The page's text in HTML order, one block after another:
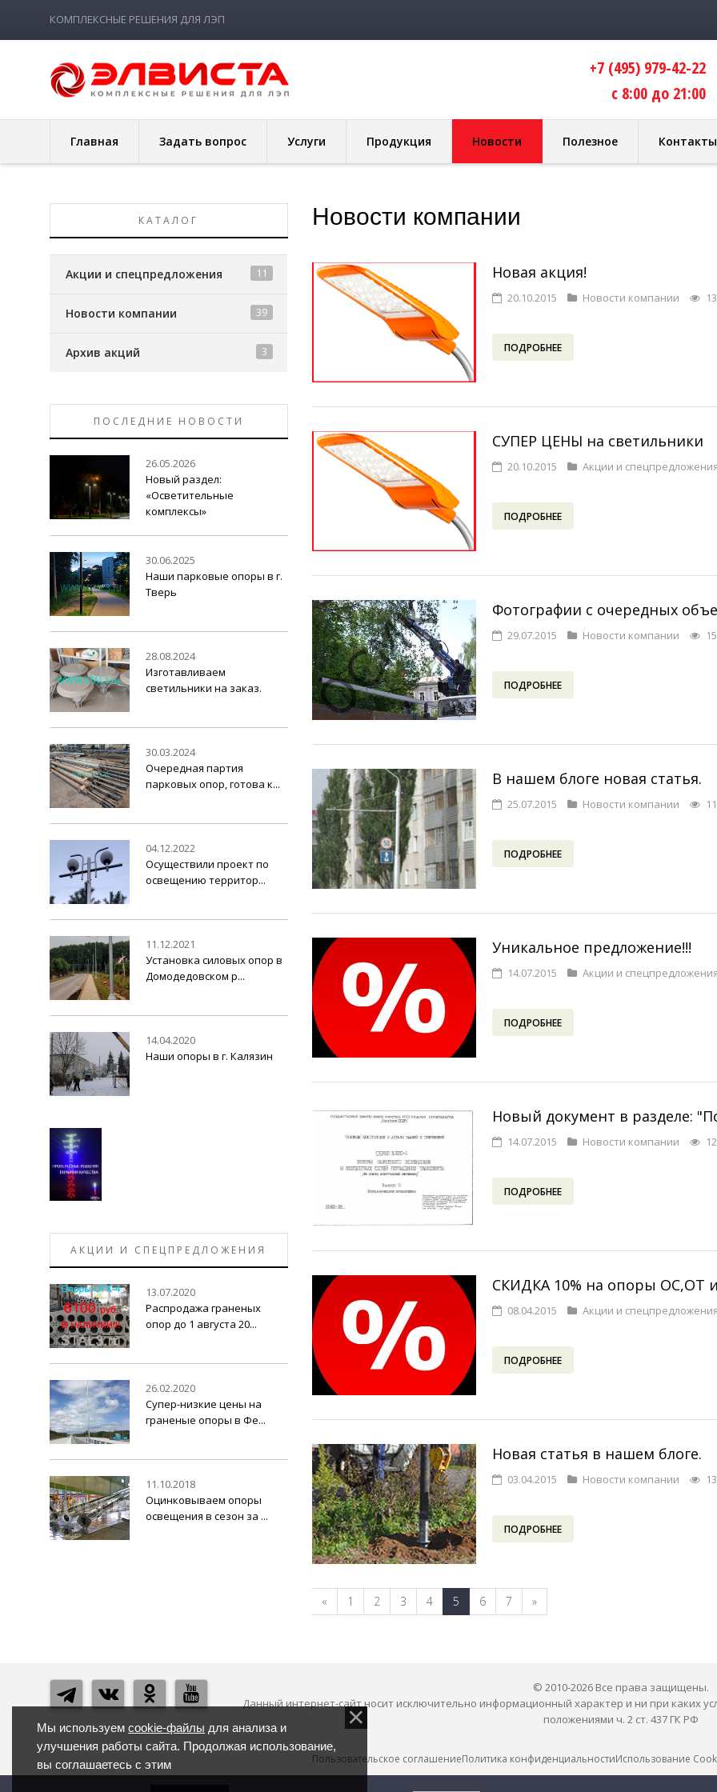
КОМПЛЕКСНЫЕ РЕШЕНИЯ ДЛЯ ЛЭП
+7 (495) 979-42-22
с 8:00 до 21:00
Главная Задать вопрос Услуги Продукция Новости Полезное Контакты
Новости компании
Новая акция!
20.10.2015 Новости компании
ПОДРОБНЕЕ
СУПЕР ЦЕНЫ на светильники
20.10.2015 Акции и спецпредложения
ПОДРОБНЕЕ
Фотографии с очередных
29.07.2015 Новости компании
ПОДРОБНЕЕ
В нашем блоге новая статья.
25.07.2015 Новости компании
ПОДРОБНЕЕ
Уникальное предложение!!!
14.07.2015 Акции и спецпредложения
ПОДРОБНЕЕ
Новый документ в разделе:
14.07.2015 Новости компании
ПОДРОБНЕЕ
СКИДКА 10% на опоры ОС,ОТ
08.04.2015 Акции и спецпредложения
ПОДРОБНЕЕ
Новая статья в нашем блоге.
03.04.2015 Новости компании
ПОДРОБНЕЕ
« 1 2 3 4 5 6 7 »
КАТАЛОГ
Акции и спецпредложения 11
Новости компании 39
Архив акций 3
ПОСЛЕДНИЕ НОВОСТИ
26.05.2026
Новый раздел:
«Осветительные
комплексы»
30.06.2025
Наши парковые опоры в г.
Тверь
28.08.2024
Изготавливаем
светильники на заказ.
30.03.2024
Очередная партия
парковых опор, готова к...
04.12.2022
Осуществили проект по
освещению территор...
11.12.2021
Установка силовых опор в
Домодедовском р...
14.04.2020
Наши опоры в г. Калязин
АКЦИИ И СПЕЦПРЕДЛОЖЕНИЯ
13.07.2020
Распродажа граненых
опор до 1 августа 20...
26.02.2020
Супер-низкие цены на
граненые опоры в Фе...
11.10.2018
Оцинковываем опоры
освещения в сезон за ...
© 2010-2026 Все права защищены.
Данный интернет-сайт носит исключительно информационный характер и ни при каких
положениями ч. 2 ст. 437 ГК РФ
Пользовательское соглашениеПолитика конфиденциальностиИспользование
Мы используемcookie-файлы для анализа и
улучшения работы сайта. Продолжая использование,
вы соглашаетесь с этим